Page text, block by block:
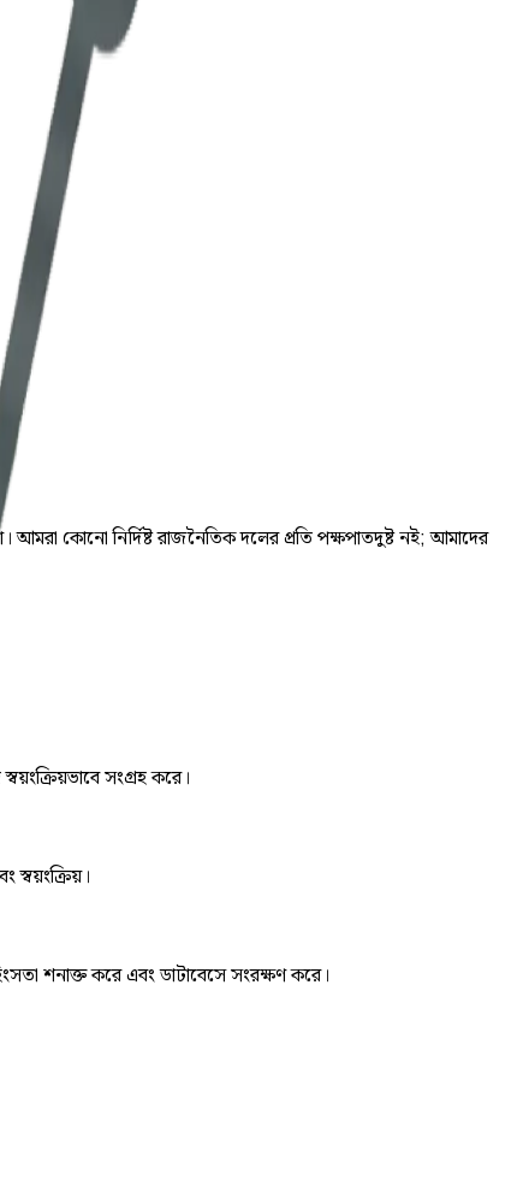
আমরা কোনো নির্দিষ্ট রাজনৈতিক দলের প্রতি পক্ষপাতদুষ্ট নই; আমাদের
সংগ্রহ করে।
স্বয়ংক্রিয়।
শনাক্ত করে এবং ডাটাবেসে সংরক্ষণ করে।